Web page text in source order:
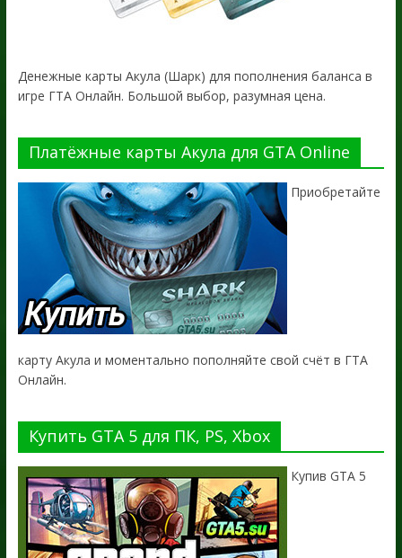
Денежные карты Акула (Шарк) для пополнения баланса в
игре ГТА Онлайн. Большой выбор, разумная цена.
Платёжные карты Акула для GTA Online
Приобретайте
карту Акула и моментально пополняйте свой счёт в ГТА
Онлайн.
Купить GTA 5 для ПК, PS, Xbox
Купив GTA 5